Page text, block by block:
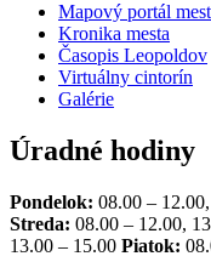
Mapový portál
Kronika mesta
Časopis Leopoldov
Virtuálny cintorín
Galérie
Úradné hodiny
Pondelok: 08.00 –
Streda: 08.00 – 12.00,
13.00 – 15.00 Piatok: